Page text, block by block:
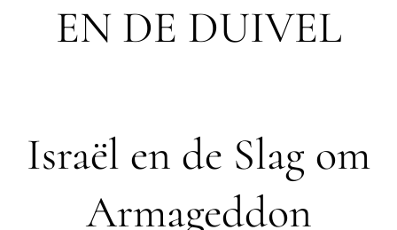
EN DE DUIVEL
Israël en de Slag om
Armageddon